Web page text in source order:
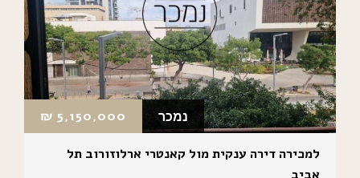
5,150,000
₪ נמכר
למכירה דירה ענקית מול קאנטרי ארלוזורוב תל